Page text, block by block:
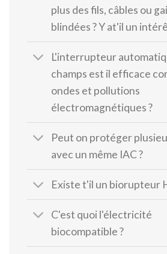
plus des fils, câbles ou
blindées ? Y at'il un
L'interrupteur
champs est il efficace
ondes et pollutions
électromagnétiques ?
Peut on protéger
avec un même IAC ?
Existe t'il un biorupteur
C'est quoi l'électricité
biocompatible ?